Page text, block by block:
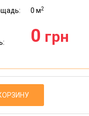
0 м2
0 грн